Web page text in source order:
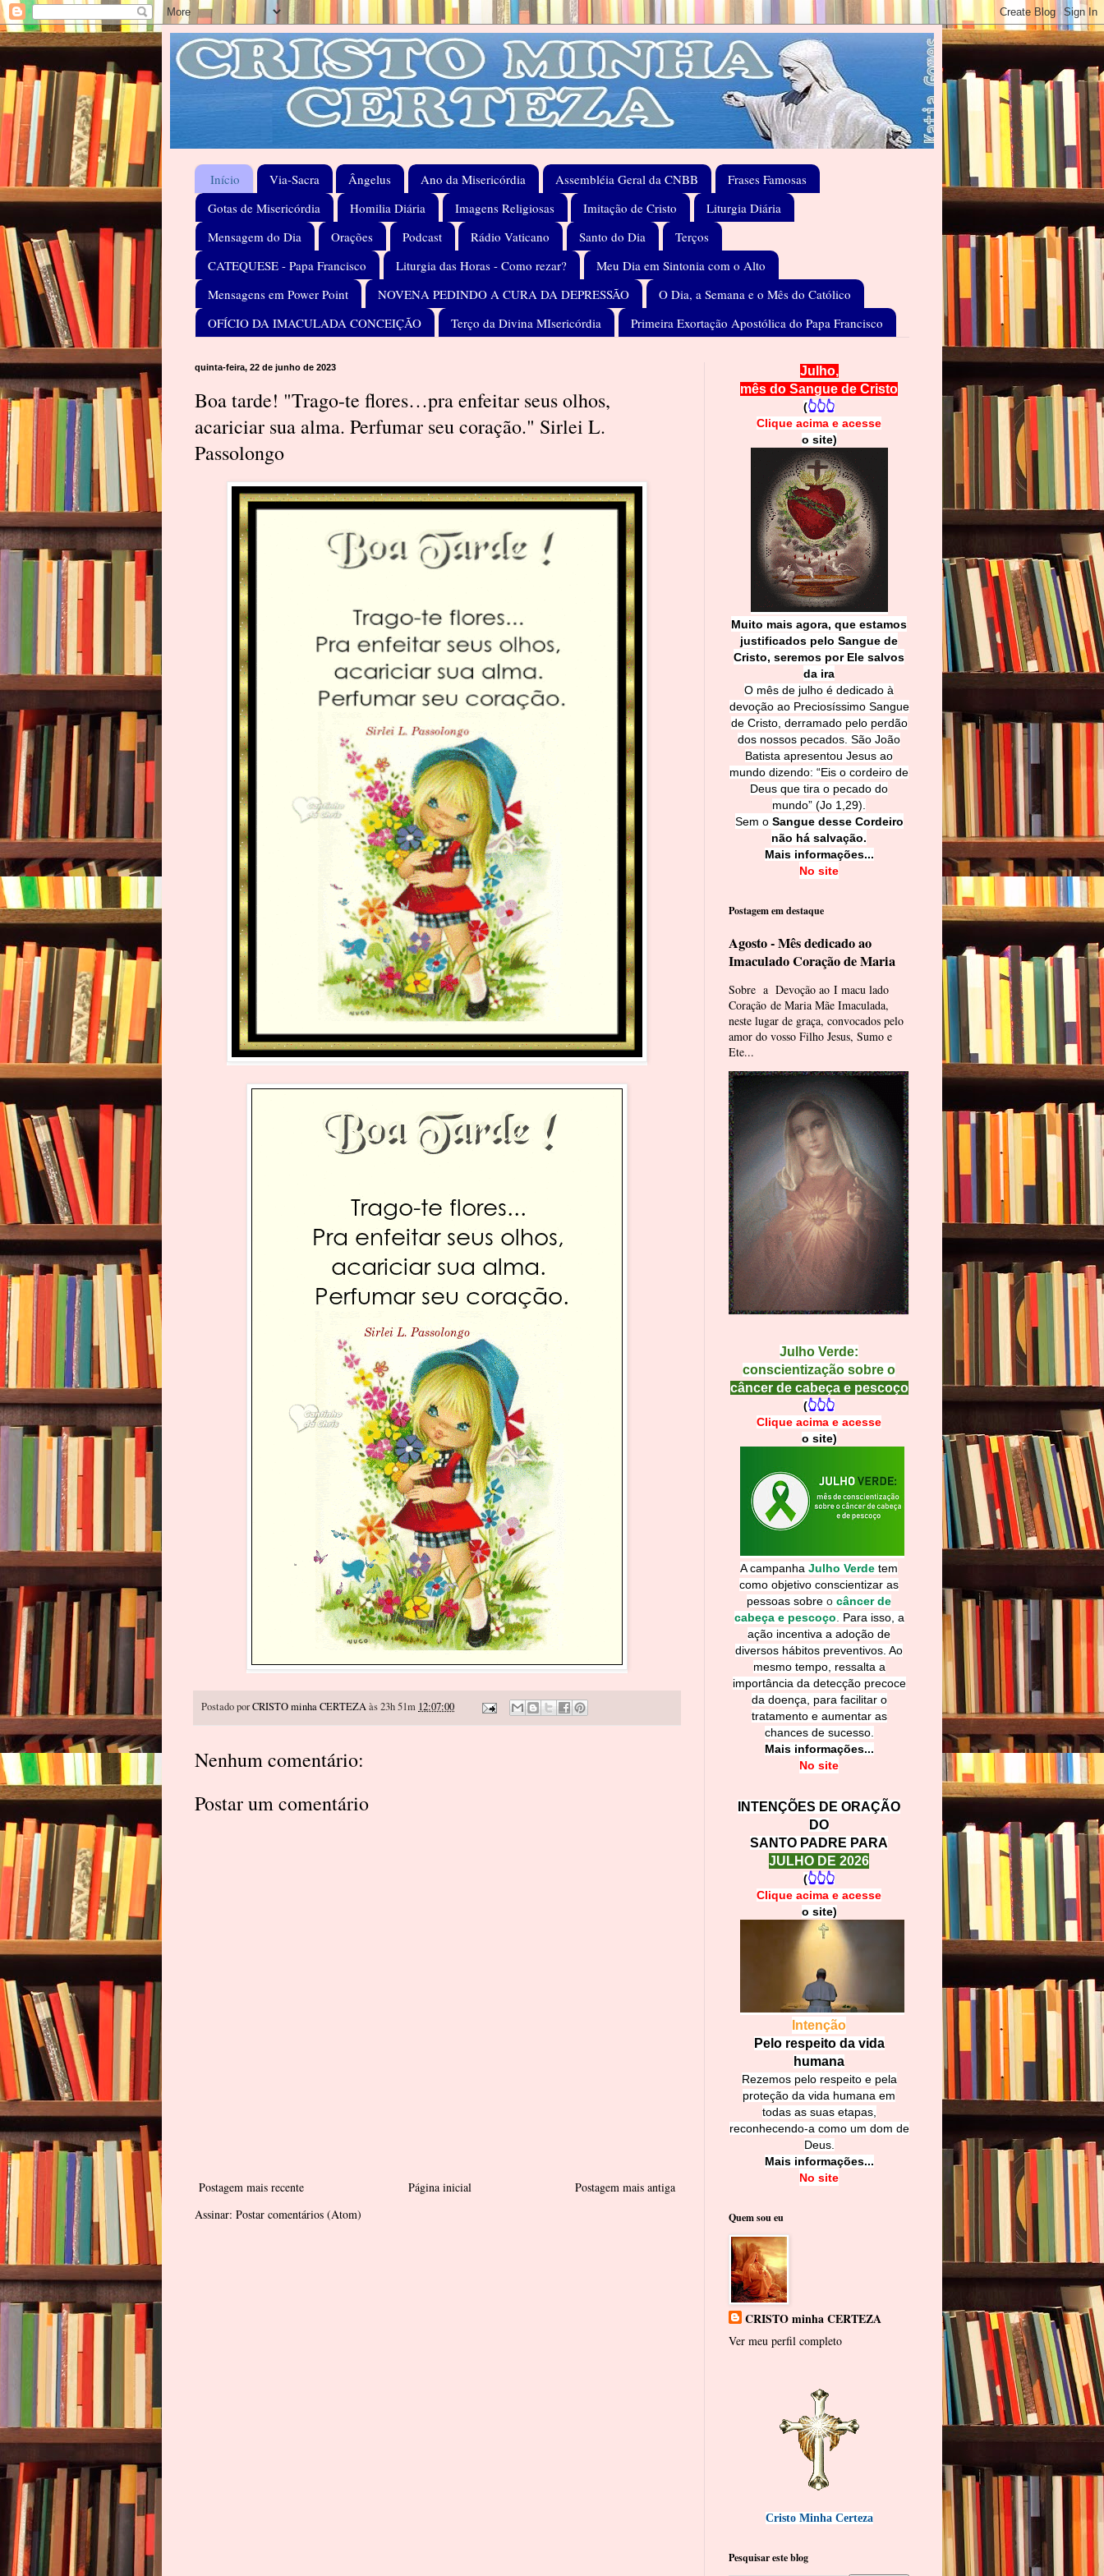
Início Via-Sacra Ângelus Ano da Misericórdia Assembléia Geral da CNBB
Frases Famosas
Gotas de Misericórdia
Homilia Diária Imagens Religiosas Imitação de Cristo
Liturgia Diária
Mensagem do Dia
Orações Podcast Rádio Vaticano Santo do Dia
Terços
CATEQUESE - Papa Francisco
Liturgia das Horas - Como rezar?
Meu Dia em Sintonia com o Alto
Mensagens em Power Point
NOVENA PEDINDO A CURA DA DEPRESSÃO
O Dia, a Semana e o Mês do Católico
OFÍCIO DA IMACULADA CONCEIÇÃO
Terço da Divina MIsericórdia Primeira Exortação Apostólica do Papa Francisco
quinta-feira, 22 de junho de 2023
Boa tarde! "Trago-te flores…pra enfeitar seus olhos,
acariciar sua alma. Perfumar seu coração." Sirlei L.
Passolongo
Postado porCRISTO minha CERTEZAàs 23h 51m 12:07:00
Nenhum comentário:
Postar um comentário
Postagem mais recente Postagem mais antiga
Página inicial
Assinar: Postar comentários (Atom)
Julho,
mês do Sangue de Cristo
(👆👆👆
Clique acima e acesse
o site)
Muito mais agora, que estamos
justificados pelo Sangue de
Cristo, seremos por Ele salvos
da ira
O mês de julho é dedicado à
devoção ao Preciosíssimo Sangue
de Cristo, derramado pelo perdão
dos nossos pecados. São João
Batista apresentou Jesus ao
mundo dizendo: “Eis o cordeiro de
Deus que tira o pecado do
mundo” (Jo 1,29).
Sem o Sangue desse Cordeiro
não há salvação.
Mais informações...
No site
Postagem em destaque
Agosto - Mês dedicado ao
Imaculado Coração de Maria
Sobre a Devoção ao I macu lado
Coração de Maria Mãe Imaculada,
neste lugar de graça, convocados pelo
amor do vosso Filho Jesus, Sumo e
Ete...
Julho Verde:
conscientização sobre o
câncer de cabeça e pescoço
(👆👆👆
Clique acima e acesse
o site)
A campanha Julho Verde tem
como objetivo conscientizar as
pessoas sobre o câncer de
cabeça e pescoço
Para isso, a
ação incentiva a adoção de
diversos hábitos preventivos. Ao
mesmo tempo, ressalta a
importância da detecção precoce
da doença, para facilitar o
tratamento e aumentar as
chances de sucesso.
Mais informações...
No site
INTENÇÕES DE ORAÇÃO
DO
SANTO PADRE PARA
JULHO DE 2026
(👆👆👆
Clique acima e acesse
o site)
Intenção
Pelo respeito da vida
humana
Rezemos pelo respeito e pela
proteção da vida humana em
todas as suas etapas,
reconhecendo-a como um dom de
Deus.
Mais informações...
No site
Quem sou eu
CRISTO minha CERTEZA
Ver meu perfil completo
Cristo Minha Certeza
Pesquisar este blog